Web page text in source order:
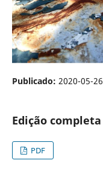
Publicado: 2020-05-26
Edição completa
PDF